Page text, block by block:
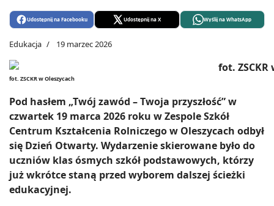
Udostępnij na Facebooku Udostępnij na X Wyślij na WhatsApp
Edukacja 19 marzec 2026
fot. ZSCKR w Oleszycach
Pod hasłem „Twój zawód – Twoja przyszłość” w
czwartek 19 marca 2026 roku w Zespole Szkół
Centrum Kształcenia Rolniczego w Oleszycach odbył
się Dzień Otwarty. Wydarzenie skierowane było do
uczniów klas ósmych szkół podstawowych, którzy
już wkrótce staną przed wyborem dalszej ścieżki
edukacyjnej.